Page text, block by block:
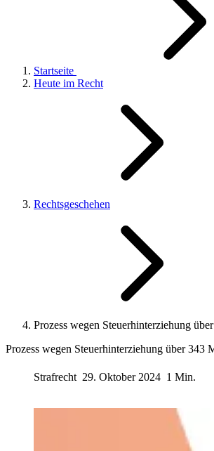
Startseite
Heute im Recht
Rechtsgeschehen
Prozess wegen Steuerhinterziehung
Prozess wegen Steuerhinterziehung über 343
Strafrecht 29. Oktober 2024 1 Min.